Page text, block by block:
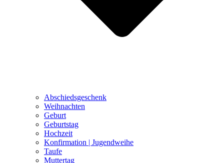
Abschiedsgeschenk
Weihnachten
Geburt
Geburtstag
Hochzeit
Konfirmation | Jugendweihe
Taufe
Muttertag